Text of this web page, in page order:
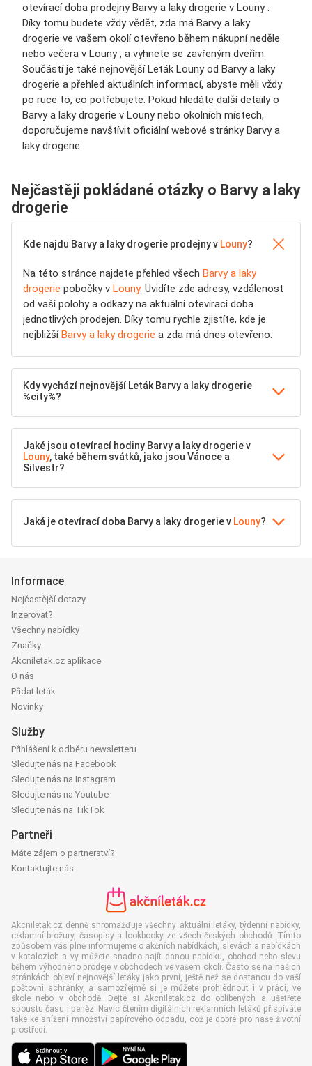
otevírací doba prodejny Barvy a laky drogerie v Louny .
Díky tomu budete vždy vědět, zda má Barvy a laky
drogerie ve vašem okolí otevřeno během nákupní neděle
nebo večera v Louny , a vyhnete se zavřeným dveřím.
Součástí je také nejnovější Leták Louny od Barvy a laky
drogerie a přehled aktuálních informací, abyste měli vždy
po ruce to, co potřebujete. Pokud hledáte další detaily o
Barvy a laky drogerie v Louny nebo okolních místech,
doporučujeme navštívit oficiální webové stránky Barvy a
laky drogerie.
Nejčastěji pokládané otázky o Barvy a laky
drogerie
Kde najdu Barvy a laky drogerie prodejny v Louny?
Na této stránce najdete přehled všech Barvy a laky
drogerie pobočky v Louny. Uvidíte zde adresy, vzdálenost
od vaší polohy a odkazy na aktuální otevírací doba
jednotlivých prodejen. Díky tomu rychle zjistíte, kde je
nejbližšíBarvy a laky drogerie a zda má dnes otevřeno.
Kdy vychází nejnovější Leták Barvy a laky drogerie
%city%?
Jaké jsou otevírací hodiny Barvy a laky drogerie v
Louny, také během svátků, jako jsou Vánoce a
Silvestr?
Jaká je otevírací doba Barvy a laky drogerie v Louny?
Informace
Nejčastější dotazy
Inzerovat?
Všechny nabídky
Značky
Akcniletak.cz aplikace
O nás
Přidat leták
Novinky
Služby
Přihlášení k odběru newsletteru
Sledujte nás na Facebook
Sledujte nás na Instagram
Sledujte nás na Youtube
Sledujte nás na TikTok
Partneři
Máte zájem o partnerství?
Kontaktujte nás
Akcniletak.cz denně shromažďuje všechny aktuální letáky, týdenní nabídky,
reklamní brožury, časopisy a lookbooky ze všech českých obchodů. Tímto
způsobem vás plně informujeme o akčních nabídkách, slevách a nabídkách
v katalozích a vy můžete snadno najít danou nabídku, obchod nebo slevu
během výhodného prodeje v obchodech ve vašem okolí. Často se na našich
stránkách objeví nejnovější letáky jako první, ještě než se dostanou do vaší
poštovní schránky, a samozřejmě si je můžete prohlédnout i v práci, ve
škole nebo v obchodě. Dejte si Akcniletak.cz do oblíbených a ušetřete
spoustu času i peněz. Navíc čtením digitálních reklamních letáků přispíváte
také ke snížení množství papírového odpadu, což je dobré pro naše životní
prostředí.